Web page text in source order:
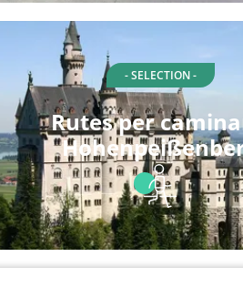
- SELECTION -
Rutes per